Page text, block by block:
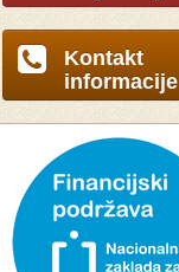
Kontakt
informacije